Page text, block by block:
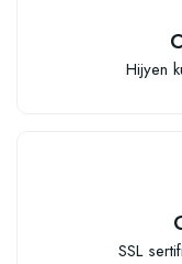
Hijyen
SSL